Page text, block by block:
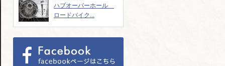
ハブオーバーホール
ロードバイク...